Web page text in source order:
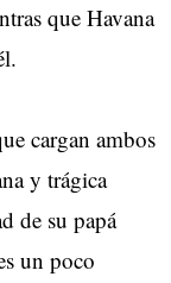
que Havana
cargan ambos
y trágica
de su papá
un poco